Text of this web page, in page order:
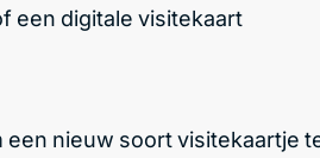
een digitale visitekaart
nieuw soort visitekaartje